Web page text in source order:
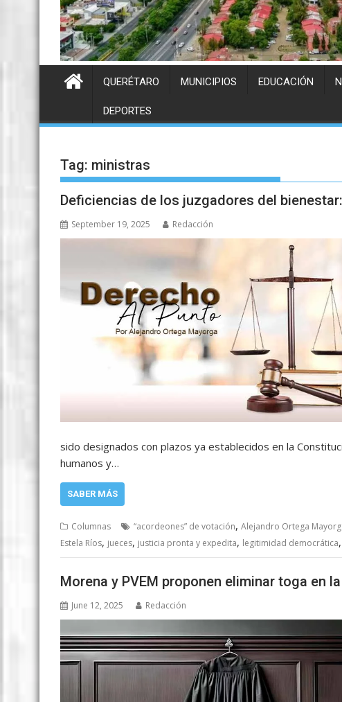
QUERÉTARO MUNICIPIOS EDUCACIÓN
DEPORTES
Tag: ministras
Deficiencias de los juzgadores del
September 19, 2025 Redacción
sido designados con plazos ya establecidos en la
humanos y…
SABER MÁS
Columnas “acordeones” de votación, Alejandro Ortega
Estela Ríos, jueces, justicia pronta y expedita, legitimidad democrática,
Morena y PVEM proponen eliminar toga en
June 12, 2025 Redacción